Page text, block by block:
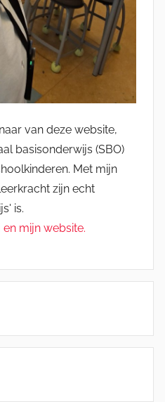
van deze website,
basisonderwijs (SBO)
Met mijn
zijn echt
is.
mijn website.